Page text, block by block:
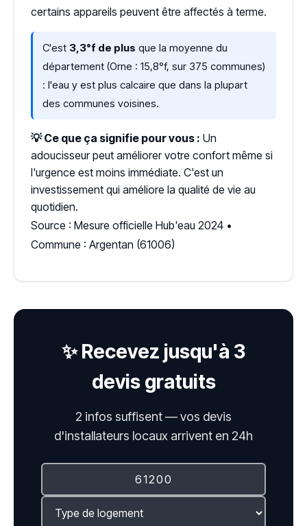
certains appareils peuvent être affectés à terme.
C'est 3,3°f de plus que la moyenne du
département (Orne : 15,8°f, sur 375 communes)
: l'eau y est plus calcaire que dans la plupart
des communes voisines.
💡 Ce que ça signifie pour vous : Un
adoucisseur peut améliorer votre confort même si
l'urgence est moins immédiate. C'est un
investissement qui améliore la qualité de vie au
quotidien.
Source : Mesure officielle Hub'eau 2024 •
Commune : Argentan (61006)
✨ Recevez jusqu'à 3
devis gratuits
2 infos suffisent — vos devis
d'installateurs locaux arrivent en 24h